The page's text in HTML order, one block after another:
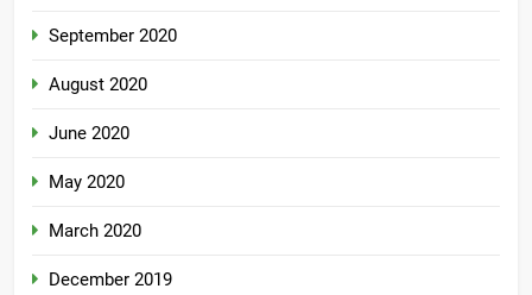
September 2020
August 2020
June 2020
May 2020
March 2020
December 2019